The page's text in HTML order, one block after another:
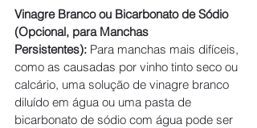
Vinagre Branco ou Bicarbonato de Sódio
(Opcional, para Manchas
Persistentes): Para manchas mais difíceis,
como as causadas por vinho tinto seco ou
calcário, uma solução de vinagre branco
diluído em água ou uma pasta de
bicarbonato de sódio com água pode ser